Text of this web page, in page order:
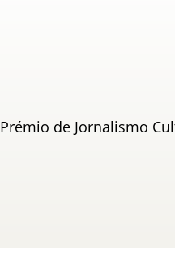
Prémio de Jornalismo